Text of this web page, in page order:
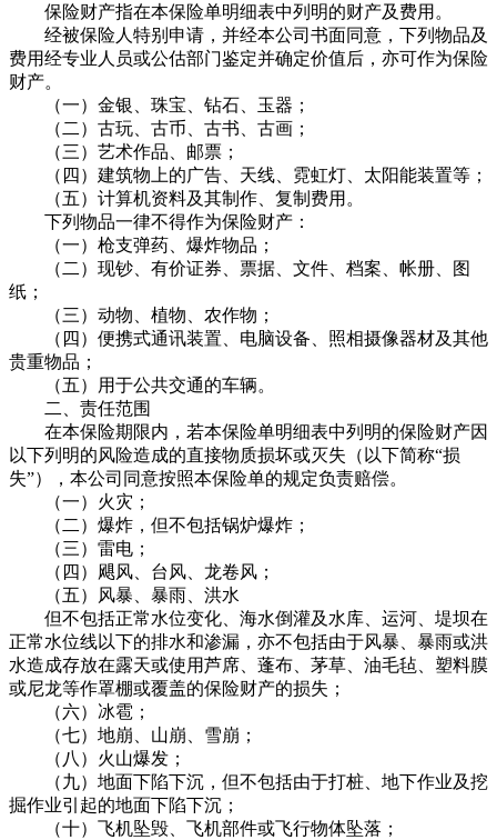
保险财产指在本保险单明细表中列明的财产及费用。
经被保险人特别申请，并经本公司书面同意，下列物品及
费用经专业人员或公估部门鉴定并确定价值后，亦可作为保险
财产。
（一）金银、珠宝、钻石、玉器；
（二）古玩、古币、古书、古画；
（三）艺术作品、邮票；
（四）建筑物上的广告、天线、霓虹灯、太阳能装置等；
（五）计算机资料及其制作、复制费用。
下列物品一律不得作为保险财产：
（一）枪支弹药、爆炸物品；
（二）现钞、有价证券、票据、文件、档案、帐册、图
纸；
（三）动物、植物、农作物；
（四）便携式通讯装置、电脑设备、照相摄像器材及其他
贵重物品；
（五）用于公共交通的车辆。
二、责任范围
在本保险期限内，若本保险单明细表中列明的保险财产因
以下列明的风险造成的直接物质损坏或灭失（以下简称“损
失”），本公司同意按照本保险单的规定负责赔偿。
（一）火灾；
（二）爆炸，但不包括锅炉爆炸；
（三）雷电；
（四）飓风、台风、龙卷风；
（五）风暴、暴雨、洪水
但不包括正常水位变化、海水倒灌及水库、运河、堤坝在
正常水位线以下的排水和渗漏，亦不包括由于风暴、暴雨或洪
水造成存放在露天或使用芦席、蓬布、茅草、油毛毡、塑料膜
或尼龙等作罩棚或覆盖的保险财产的损失；
（六）冰雹；
（七）地崩、山崩、雪崩；
（八）火山爆发；
（九）地面下陷下沉，但不包括由于打桩、地下作业及挖
掘作业引起的地面下陷下沉；
（十）飞机坠毁、飞机部件或飞行物体坠落；